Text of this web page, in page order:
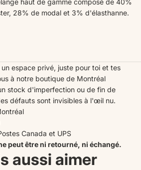
haut de gamme composé de 40%
28% de modal et 3% d'élasthanne.
espace privé, juste pour toi et tes
à notre boutique de Montréal
stock d'imperfection ou de fin de
défauts sont invisibles à l'œil nu.
Canada et UPS
peut être ni retourné, ni échangé.
aussi aimer